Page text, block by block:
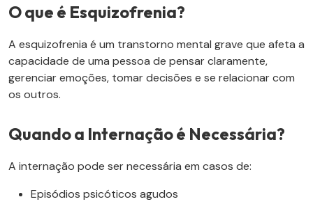
O que é Esquizofrenia?
A esquizofrenia é um transtorno mental grave que afeta a
capacidade de uma pessoa de pensar claramente,
gerenciar emoções, tomar decisões e se relacionar com
os outros.
Quando a Internação é Necessária?
A internação pode ser necessária em casos de:
Episódios psicóticos agudos